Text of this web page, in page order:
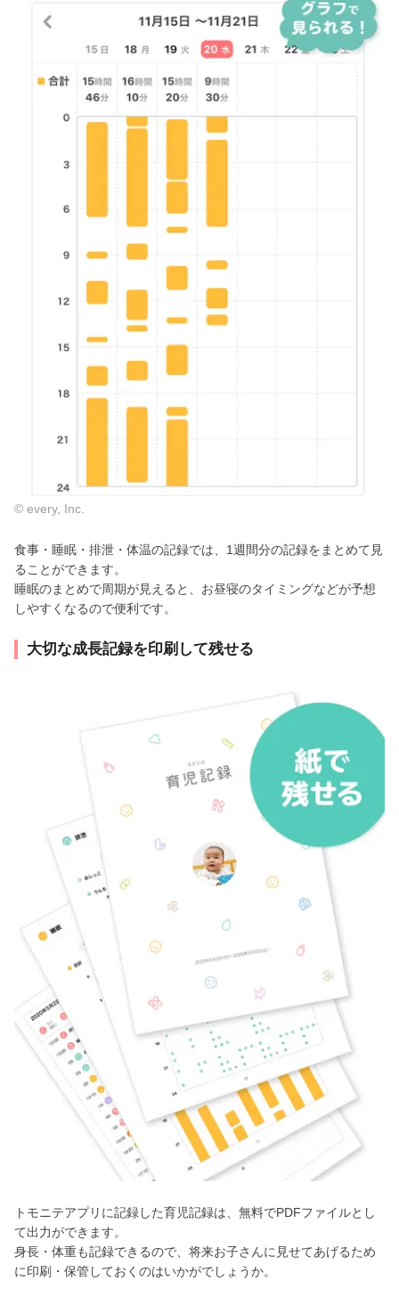
© every, Inc.
食事・睡眠・排泄・体温の記録では、1週間分の記録をまとめて見
ることができます。
睡眠のまとめで周期が見えると、お昼寝のタイミングなどが予想
しやすくなるので便利です。
大切な成長記録を印刷して残せる
トモニテアプリに記録した育児記録は、無料でPDFファイルとし
て出力ができます。
身長・体重も記録できるので、将来お子さんに見せてあげるため
に印刷・保管しておくのはいかがでしょうか。